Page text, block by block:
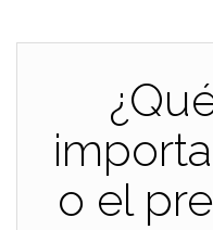
o el